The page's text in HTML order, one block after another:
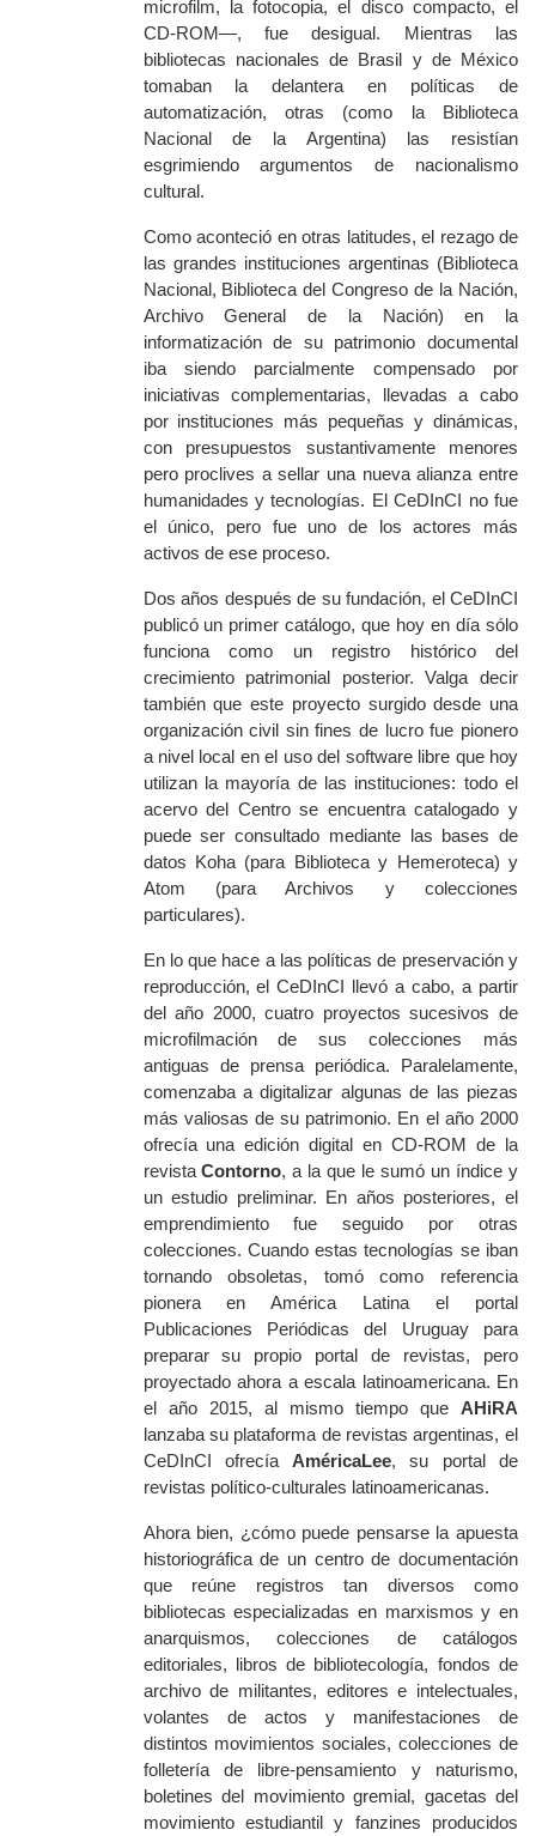
microfilm, la fotocopia, el disco compacto, el
CD-ROM—, fue desigual. Mientras las
bibliotecas nacionales de Brasil y de México
tomaban la delantera en políticas de
automatización, otras (como la Biblioteca
Nacional de la Argentina) las resistían
esgrimiendo argumentos de nacionalismo
cultural.
Como aconteció en otras latitudes, el rezago de
las grandes instituciones argentinas (Biblioteca
Nacional, Biblioteca del Congreso de la Nación,
Archivo General de la Nación) en la
informatización de su patrimonio documental
iba siendo parcialmente compensado por
iniciativas complementarias, llevadas a cabo
por instituciones más pequeñas y dinámicas,
con presupuestos sustantivamente menores
pero proclives a sellar una nueva alianza entre
humanidades y tecnologías. El CeDInCI no fue
el único, pero fue uno de los actores más
activos de ese proceso.
Dos años después de su fundación, el CeDInCI
publicó un primer catálogo, que hoy en día sólo
funciona como un registro histórico del
crecimiento patrimonial posterior. Valga decir
también que este proyecto surgido desde una
organización civil sin fines de lucro fue pionero
a nivel local en el uso del softwarelibre que hoy
utilizan la mayoría de las instituciones: todo el
acervo del Centro se encuentra catalogado y
puede ser consultado mediante las bases de
datos Koha (para Biblioteca y Hemeroteca) y
Atom (para Archivos y colecciones
particulares).
En lo que hace a las políticas de preservación y
reproducción, el CeDInCI llevó a cabo, a partir
del año 2000, cuatro proyectos sucesivos de
microfilmación de sus colecciones más
antiguas de prensa periódica. Paralelamente,
comenzaba a digitalizar algunas de las piezas
más valiosas de su patrimonio. En el año 2000
ofrecía una edición digital en CD-ROM de la
revistaContorno,a la que le sumó un índice y
un estudio preliminar. En años posteriores, el
emprendimiento fue seguido por otras
colecciones. Cuando estas tecnologías se iban
tornando obsoletas, tomó como referencia
pionera en América Latina el portal
Publicaciones Periódicas del Uruguay para
preparar su propio portal de revistas, pero
proyectado ahora a escala latinoamericana. En
el año 2015, al mismo tiempo que AHiRA
lanzaba su plataforma de revistas argentinas, el
CeDInCI ofrecía AméricaLee, su portal de
revistas político-culturales latinoamericanas.
Ahora bien, ¿cómo puede pensarse la apuesta
historiográfica de un centro de documentación
que reúne registros tan diversos como
bibliotecas especializadas en marxismos y en
anarquismos, colecciones de catálogos
editoriales, libros de bibliotecología, fondos de
archivo de militantes, editores e intelectuales,
volantes de actos y manifestaciones de
distintos movimientos sociales, colecciones de
folletería de libre-pensamiento y naturismo,
boletines del movimiento gremial, gacetas del
movimiento estudiantil y fanzines producidos